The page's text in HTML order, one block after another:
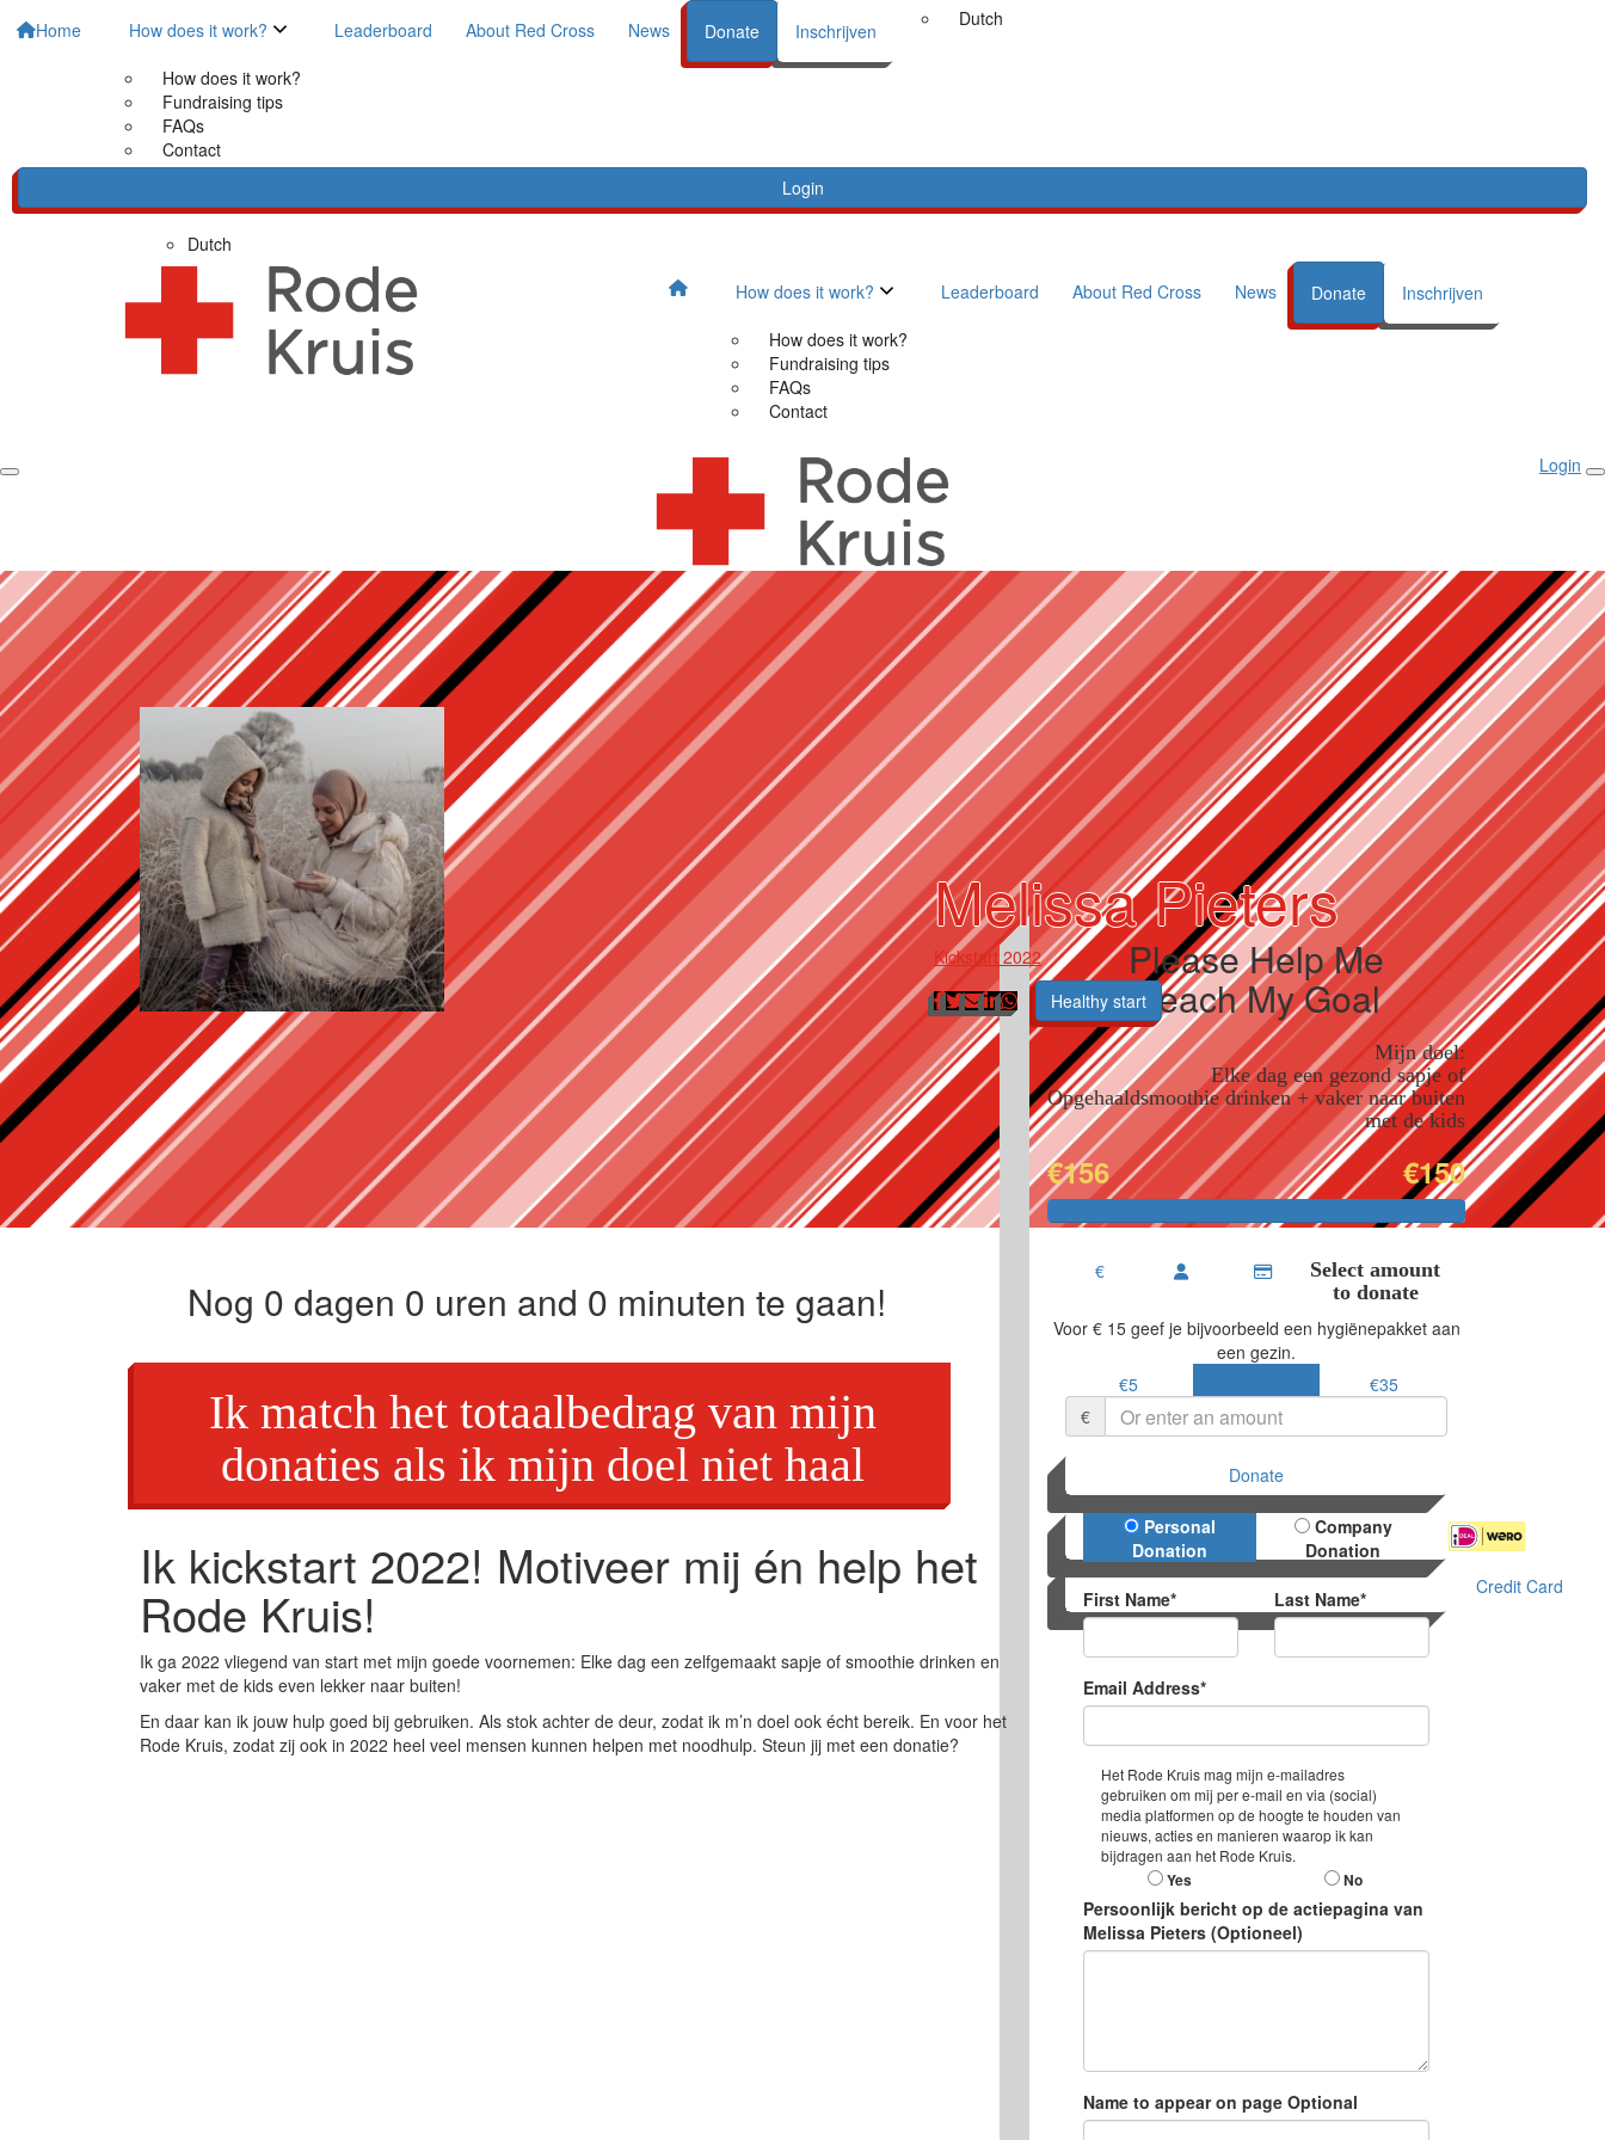
Home
How does it work?
How does it work?
Fundraising tips
FAQs
Contact
Leaderboard About Red Cross News Donate Inschrijven
Dutch
Login
Dutch
How does it work?
How does it work?
Fundraising tips
FAQs
Contact
Leaderboard About Red Cross News Donate Inschrijven
Login
Melissa Pieters
Kickstart 2022
Healthy start
Nog 0 dagen 0 uren and 0 minuten te gaan!
Please Help Me
Reach My Goal
Opgehaald
€156
Mijn doel:
Elke dag een gezond sapje of
smoothie drinken + vaker naar buiten
met de kids
€150
€
Select amount
to donate
Voor € 15 geef je bijvoorbeeld een hygiënepakket aan
een gezin.
€5
€35
€
Donate
Donation Type
Personal
Donation
Company
Donation
First Name* Last Name*
Email Address*
Het Rode Kruis mag mijn e-mailadres
gebruiken om mij per e-mail en via (social)
media platformen op de hoogte te houden van
nieuws, acties en manieren waarop ik kan
bijdragen aan het Rode Kruis.
Yes No
Persoonlijk bericht op de actiepagina van
Melissa Pieters (Optioneel)
Name to appear on page Optional
Credit Card
Ik match het totaalbedrag van mijn
donaties als ik mijn doel niet haal
Ik kickstart 2022! Motiveer mij én help het
Rode Kruis!
Ik ga 2022 vliegend van start met mijn goede voornemen: Elke dag een zelfgemaakt sapje of smoothie drinken en
vaker met de kids even lekker naar buiten!
En daar kan ik jouw hulp goed bij gebruiken. Als stok achter de deur, zodat ik m’n doel ook écht bereik. En voor het
Rode Kruis, zodat zij ook in 2022 heel veel mensen kunnen helpen met noodhulp. Steun jij met een donatie?